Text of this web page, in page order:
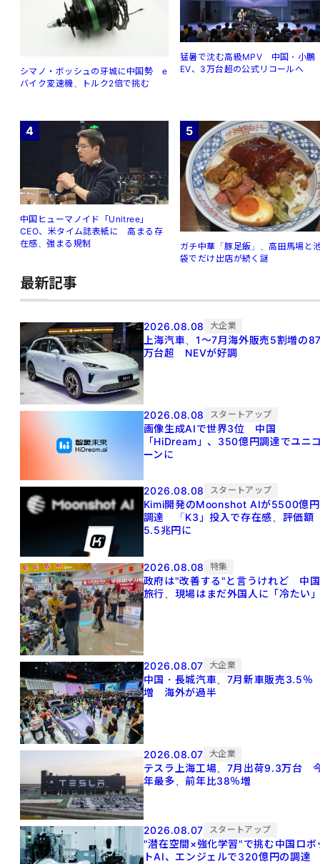
シマノ・ボッシュの牙城に中国勢 e
バイク変速機、トルク2倍で挑む
猛暑で沈む高級MPV 中国・小鵬
EV、3万台超の公式リコールへ
4
中国ヒューマノイド「Unitree」
CEO、米タイム誌表紙に 高まる存
在感、強まる規制
5
ガチ中華「豚足飯」、高田馬場と
袋でだけ出店が続く謎
最新記事
2026.08.08 大企業
上海汽車、1～7月海外販売5割増の
万台超 NEVが好調
2026.08.08 スタートアップ
画像生成AIで世界3位 中国
「HiDream」、350億円調達でユニ
ーンに
2026.08.08 スタートアップ
Kimi開発のMoonshot AIが5500億円
調達 「K3」投入で存在感、評価額
5.5兆円に
2026.08.08 特集
政府は"改善する"と言うけれど 中国
旅行、現場はまだ外国人に「冷たい
2026.08.07 大企業
中国・長城汽車、7月新車販売3.5％
増 海外が過半
2026.08.07 大企業
テスラ上海工場、7月出荷9.3万台
年最多、前年比38％増
2026.08.07 スタートアップ
"潜在空間×強化学習"で挑む中国ロボ
トAI、エンジェルで320億円の調達